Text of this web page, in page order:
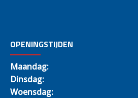
OPENINGSTIJDEN
Maandag:
Dinsdag:
Woensdag: